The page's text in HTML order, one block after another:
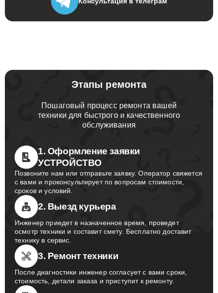
Этапы ремонта
Пошаговый процесс ремонта вашей
техники для быстрого и качественного
1. Оформление заявки
УСТРОЙСТВО
Позвоните нам или отправьте заявку. Оператор свяжется
с вами и проконсультирует по вопросам стоимости,
сроков и условий.
2. Выезд курьера
Инженер приедет в назначенное время, проведет
осмотр техники и составит смету. Бесплатно доставит
технику в сервис.
После диагностики инженер согласует с вами сроки,
стоимость, детали заказа и приступит к ремонту.